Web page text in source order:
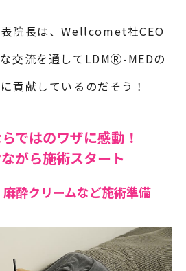
院長は、Wellcomet社CEO
交流を通してLDMⓇ-MEDの
貢献しているのだそう！
ではのワザに感動！
がら施術スタート
酔クリームなど施術準備